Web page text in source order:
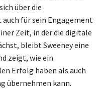
über die
für sein Engagement
Zeit, in der die digitale
bleibt Sweeney eine
zeigt, wie ein
Erfolg haben als auch
übernehmen kann.